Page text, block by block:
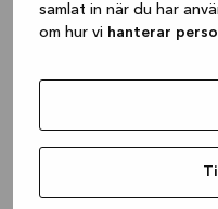
samlat in när du har
om hur vi hanterar